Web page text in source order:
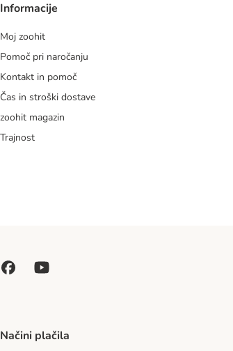
Informacije
Moj zoohit
Pomoč pri naročanju
Kontakt in pomoč
Čas in stroški dostave
zoohit magazin
Trajnost
Načini plačila